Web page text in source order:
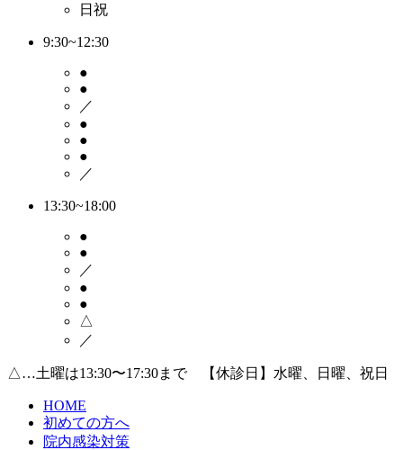
日祝
9:30~12:30
●
●
／
●
●
●
／
13:30~18:00
●
●
／
●
●
△
／
△…土曜は13:30〜17:30まで 【休診日】水曜、日曜、祝日
HOME
初めての方へ
院内感染対策